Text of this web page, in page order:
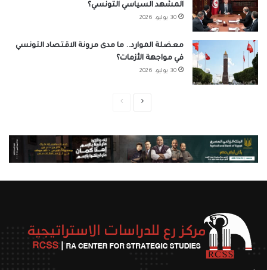
المشهد السياسي التونسي؟
30 يوليو، 2026
معضلة الموارد.. ما مدى مرونة الاقتصاد التونسي
في مواجهة الأزمات؟
30 يوليو، 2026
الصفحةالصفحة